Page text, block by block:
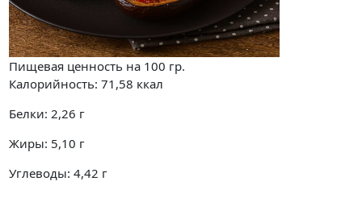
Пищевая ценность на 100 гр.
Калорийность: 71,58 ккал
Белки: 2,26 г
Жиры: 5,10 г
Углеводы: 4,42 г